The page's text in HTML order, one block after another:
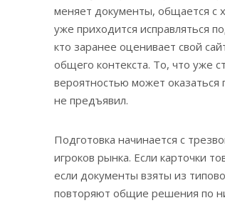
меняет документы, общается с
уже приходится исправляться
кто заранее оценивает свой
общего контекста. То, что уже
вероятностью может оказаться
не предъявил.
Подготовка начинается с
игроков рынка. Если карточки
если документы взяты из
повторяют общие решения по